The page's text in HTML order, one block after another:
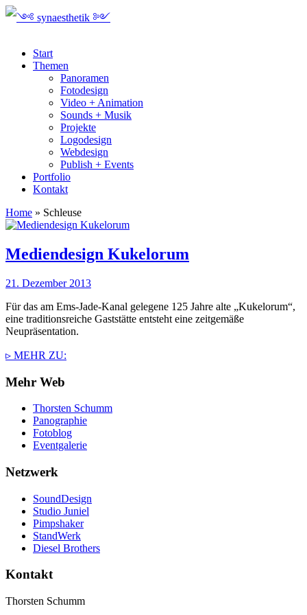
Start
Themen
Panoramen
Fotodesign
Video + Animation
Sounds + Musik
Projekte
Logodesign
Webdesign
Publish + Events
Portfolio
Kontakt
Home » Schleuse
Mediendesign Kukelorum
21. Dezember 2013
Für das am Ems-Jade-Kanal gelegene 125 Jahre alte „Kukelorum“,
eine traditionsreiche Gaststätte entsteht eine zeitgemäße
Neupräsentation.
▹ MEHR ZU:
Mehr Web
Thorsten Schumm
Panographie
Fotoblog
Eventgalerie
Netzwerk
SoundDesign
Studio Juniel
Pimpshaker
StandWerk
Diesel Brothers
Kontakt
Thorsten Schumm